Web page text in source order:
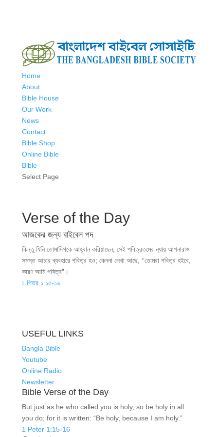
Home
About
Bible House
Our Work
News
Contact
Bible Shop
Online Bible
Bible
Select Page
Verse of the Day
আজকের জন্য বাইবেল পদ
কিন্তু যিনি তোমাদিগকে আহ্বান করিয়াছেন, সেই পবিত্রতমের ন্যায় আপনারাও
সমস্ত আচার ব্যবহারে পবিত্র হও; কেননা লেখা আছে, ‘‘তোমরা পবিত্র হইবে,
কারণ আমি পবিত্র”।
১ পিতর ১:১৫-১৬
USEFUL LINKS
Bangla Bible
Youtube
Online Radio
Newsletter
Bible Verse of the Day
But just as he who called you is holy, so be holy in all
you do; for it is written: “Be holy, because I am holy.”
1 Peter 1:15-16